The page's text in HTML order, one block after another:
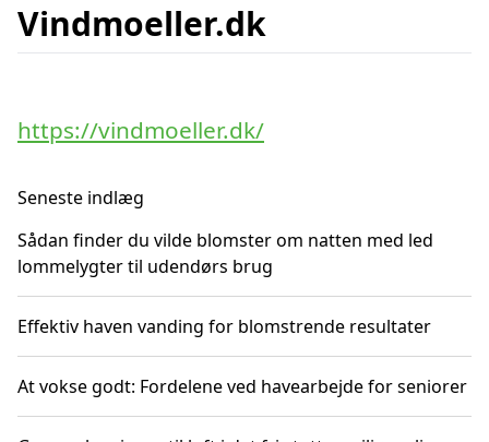
Vindmoeller.dk
https://vindmoeller.dk/
Seneste indlæg
Sådan finder du vilde blomster om natten med led
lommelygter til udendørs brug
Effektiv haven vanding for blomstrende resultater
At vokse godt: Fordelene ved havearbejde for seniorer